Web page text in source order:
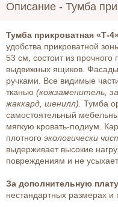
Описание - Тумба
Тумба прикроватная «Т-4»
удобства прикроватной
53 см, состоит из прочного
выдвижных ящиков.
ручками. Все видимые
тканью (кожзаменитель,
жаккард, шенилл). Тумба
самостоятельный
мягкую кровать-подиум.
плотного экологически
выдерживает высокие
повреждениям и не
За дополнительную плату
нестандартных размерах и